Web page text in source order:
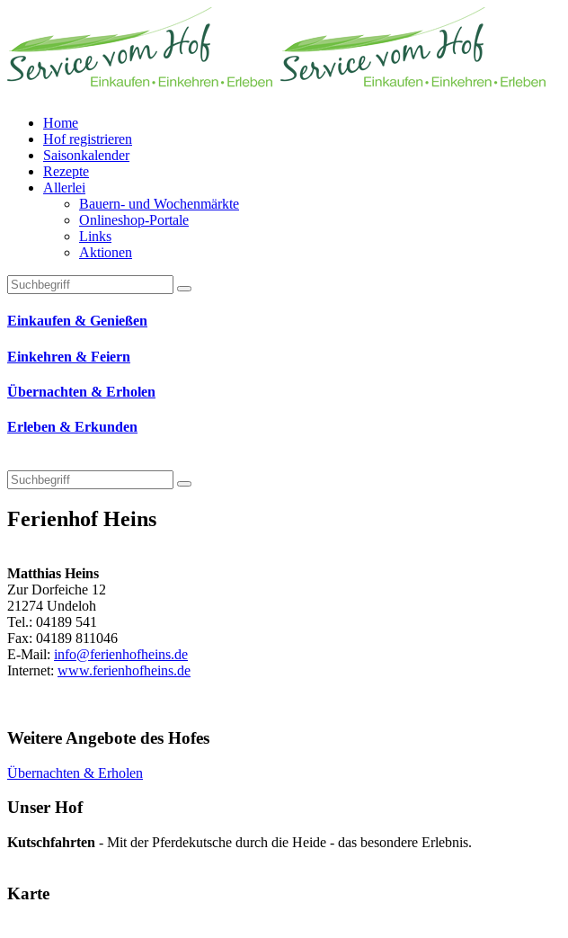
Home
Hof registrieren
Saisonkalender
Rezepte
Allerlei
Bauern- und Wochenmärkte
Onlineshop-Portale
Links
Aktionen
Technisches Feld: Suchfeld
Technisches Feld: Suchbutton
Suche absenden
Einkaufen & Genießen
Einkehren & Feiern
Übernachten & Erholen
Erleben & Erkunden
Ferienhof Heins
Matthias Heins
Zur Dorfeiche 12
21274 Undeloh
Tel.: 04189 541
Fax: 04189 811046
E-Mail: info@ferienhofheins.de
Internet: www.ferienhofheins.de
Weitere Angebote des Hofes
Übernachten & Erholen
Unser Hof
Kutschfahrten - Mit der Pferdekutsche durch die Heide - das besondere Erlebnis.
Karte